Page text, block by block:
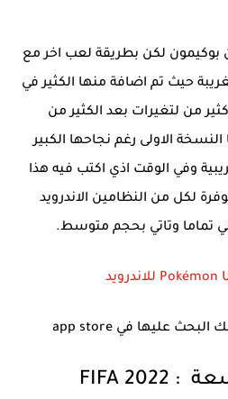
بوكيمون لكن بطريقة لعب اخر مع
حيث تم اضافة منها الكثير في
من لتغيرات بعد الكثير من
الاولى رغم نجاحها الكبير
وفي الوقت اذي اكتب فيه هذا
لكل من النظامين الاندرويد
تماما وتاتي بحجم متوسط.
Pokémon للاندرويد
البحث عليها فيapp store
:
FIFA 2022